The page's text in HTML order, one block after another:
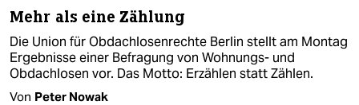
Mehr als eine Zählung
Die Union für Obdachlosenrechte Berlin stellt am Montag
Ergebnisse einer Befragung von Wohnungs- und
Obdachlosen vor. Das Motto: Erzählen statt Zählen.
Von Peter Nowak